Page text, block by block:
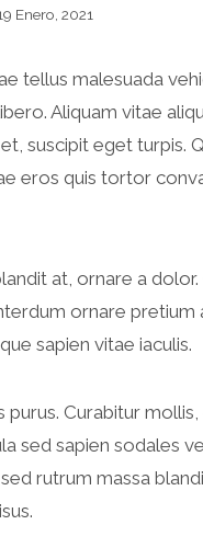
Enero, 2021
tellus malesuada
Aliquam vitae
suscipit eget turpis.
eros quis tortor
at, ornare a
ornare
sapien vitae iaculis.
Curabitur
sed sapien sodales
rutrum massa